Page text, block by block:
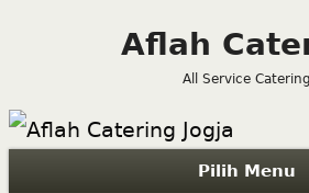
Aflah
All Service Catering
Pilih Menu